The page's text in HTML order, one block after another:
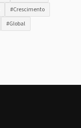
#Crescimento
#Global